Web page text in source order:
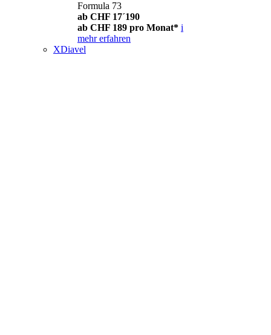
Formula 73
ab CHF 17´190
ab CHF 189 pro Monat* i
mehr erfahren
XDiavel